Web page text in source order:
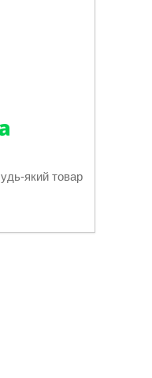
який товар